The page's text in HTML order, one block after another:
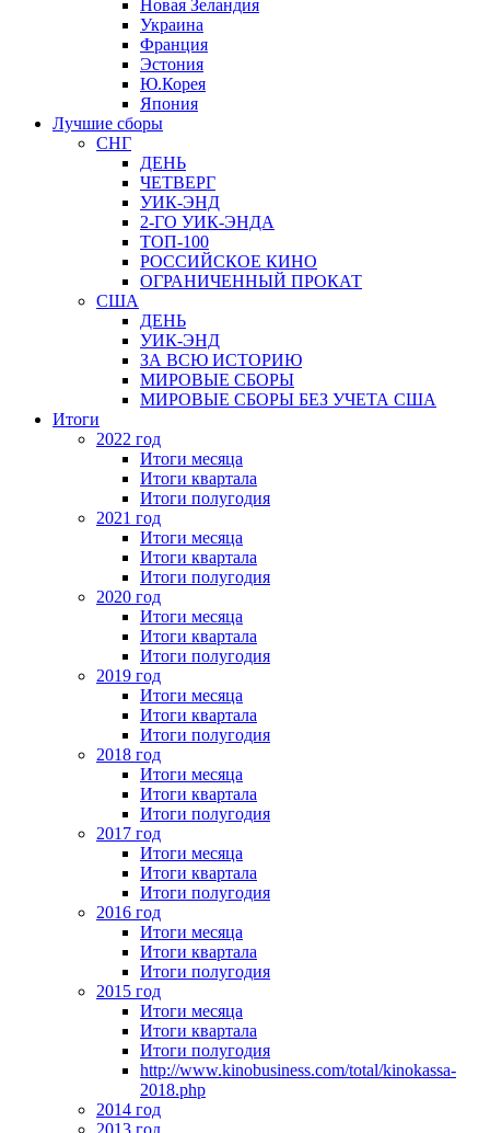
Новая Зеландия
Украина
Франция
Эстония
Ю.Корея
Япония
Лучшие сборы
СНГ
ДЕНЬ
ЧЕТВЕРГ
УИК-ЭНД
2-ГО УИК-ЭНДА
ТОП-100
РОССИЙСКОЕ КИНО
ОГРАНИЧЕННЫЙ ПРОКАТ
США
ДЕНЬ
УИК-ЭНД
ЗА ВСЮ ИСТОРИЮ
МИРОВЫЕ СБОРЫ
МИРОВЫЕ СБОРЫ БЕЗ УЧЕТА США
Итоги
2022 год
Итоги месяца
Итоги квартала
Итоги полугодия
2021 год
Итоги месяца
Итоги квартала
Итоги полугодия
2020 год
Итоги месяца
Итоги квартала
Итоги полугодия
2019 год
Итоги месяца
Итоги квартала
Итоги полугодия
2018 год
Итоги месяца
Итоги квартала
Итоги полугодия
2017 год
Итоги месяца
Итоги квартала
Итоги полугодия
2016 год
Итоги месяца
Итоги квартала
Итоги полугодия
2015 год
Итоги месяца
Итоги квартала
Итоги полугодия
http://www.kinobusiness.com/total/kinokassa-
2018.php
2014 год